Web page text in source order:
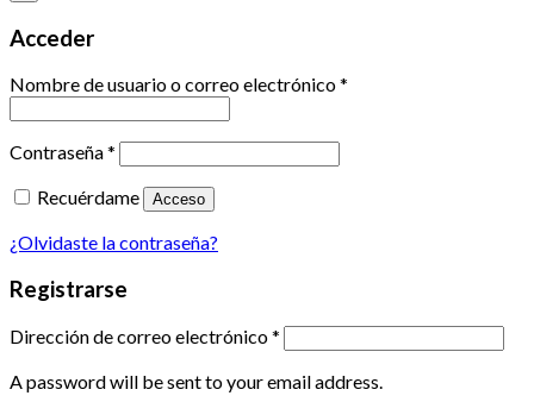
Acceder
Nombre de usuario o correo electrónico*
Contraseña*
Recuérdame
Acceso
¿Olvidaste la contraseña?
Registrarse
Dirección de correo electrónico*
A password will be sent to your email address.